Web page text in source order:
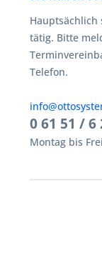
tätig. Bitte
Telefon.
0 61 51 / 6
Montag bis